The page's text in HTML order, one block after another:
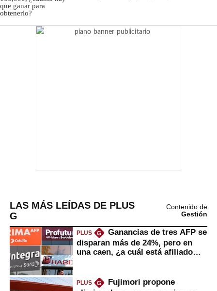
LAS MÁS LEÍDAS DE PLUS
G
Contenido de
Gestión
PLUS G
Ganancias de tres AFP se
disparan más de 24%, pero en
una caen, ¿a cuál está afiliado
PLUS G
Fujimori propone